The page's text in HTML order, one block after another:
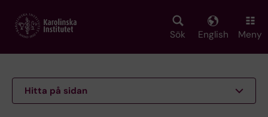
main
Sök English Meny
Hitta på sidan